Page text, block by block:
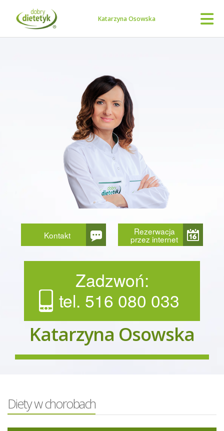
Katarzyna Osowska
Kontakt Rezerwacja
przez internet
Zadzwoń:
tel. 516 080 033
Katarzyna Osowska
Diety w chorobach